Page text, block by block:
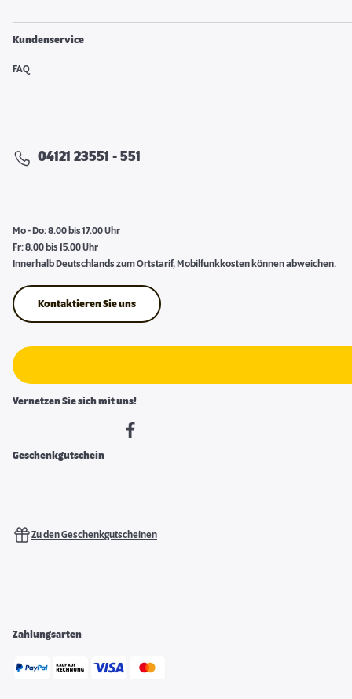
Kundenservice
FAQ
04121 23551 - 551
Mo - Do: 8.00 bis 17.00 Uhr
Fr: 8.00 bis 15.00 Uhr
Innerhalb Deutschlands zum Ortstarif, Mobilfunkkosten können abweichen.
Kontaktieren Sie uns
Vernetzen Sie sich mit uns!
Geschenkgutschein
Zu den Geschenkgutscheinen
Zahlungsarten